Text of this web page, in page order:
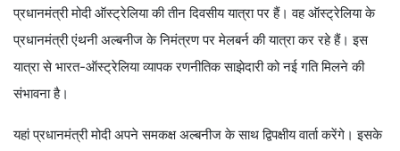
प्रधानमंत्री मोदी ऑस्ट्रेलिया की तीन दिवसीय यात्रा पर हैं। वह ऑस्ट्रेलिया के
प्रधानमंत्री एंथनी अल्बनीज के निमंत्रण पर मेलबर्न की यात्रा कर रहे हैं। इस
यात्रा से भारत-ऑस्ट्रेलिया व्यापक रणनीतिक साझेदारी को नई गति मिलने की
संभावना है।
यहां प्रधानमंत्री मोदी अपने समकक्ष अल्बनीज के साथ द्विपक्षीय वार्ता करेंगे। इसके